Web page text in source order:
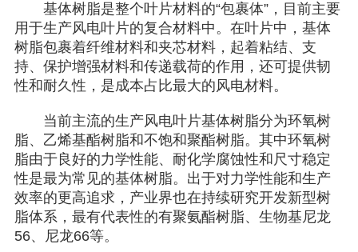
基体树脂是整个叶片材料的“包裹体”，目前主要
用于生产风电叶片的复合材料中。在叶片中，基体
树脂包裹着纤维材料和夹芯材料，起着粘结、支
持、保护增强材料和传递载荷的作用，还可提供韧
性和耐久性，是成本占比最大的风电材料。
当前主流的生产风电叶片基体树脂分为环氧树
脂、乙烯基酯树脂和不饱和聚酯树脂。其中环氧树
脂由于良好的力学性能、耐化学腐蚀性和尺寸稳定
性是最为常见的基体树脂。出于对力学性能和生产
效率的更高追求，产业界也在持续研究开发新型树
脂体系，最有代表性的有聚氨酯树脂、生物基尼龙
56、尼龙66等。